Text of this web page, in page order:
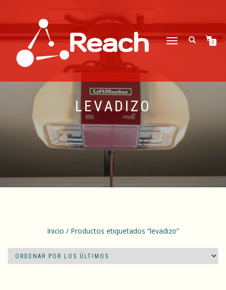
CAMBIAR
0
LEVADIZO
Inicio / Productos etiquetados “levadizo”